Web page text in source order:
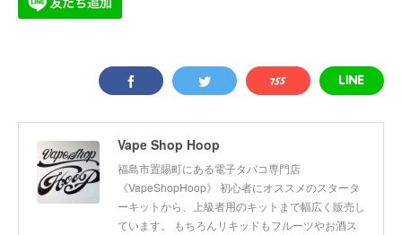
Vape Shop Hoop
福島市置賜町にある電子タバコ専門店
《VapeShopHoop》 初心者にオススメのスタータ
ーキットから、上級者用のキットまで幅広く販売し
ています。 もちろんリキッドもフルーツやお酒ス